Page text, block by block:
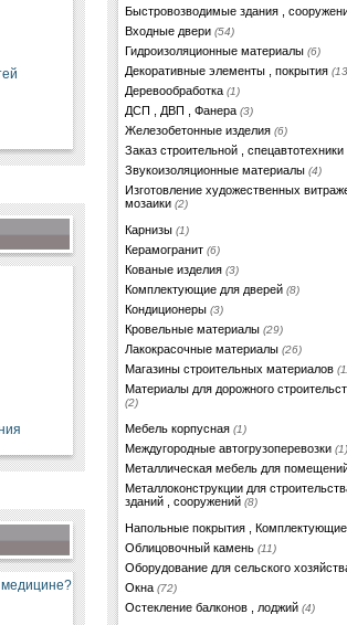
медицине?
Быстровозводимые здания ,
Входные двери (54)
Гидроизоляционные материалы (6)
Декоративные элементы , покрытия
Деревообработка (1)
ДСП , ДВП , Фанера (3)
Железобетонные изделия (6)
Заказ строительной , спецавтотехники
Звукоизоляционные материалы (4)
Изготовление художественных
мозаики (2)
Карнизы (1)
Керамогранит (6)
Кованые изделия (3)
Комплектующие для дверей (8)
Кондиционеры (3)
Кровельные материалы (29)
Лакокрасочные материалы (26)
Магазины строительных материалов
Материалы для дорожного
(2)
Мебель корпусная (1)
Междугородные автогрузоперевозки (1)
Металлическая мебель для
Металлоконструкции для
зданий , сооружений (8)
Напольные покрытия ,
Облицовочный камень (11)
Оборудование для сельского
Окна (72)
Остекление балконов , лоджий (4)